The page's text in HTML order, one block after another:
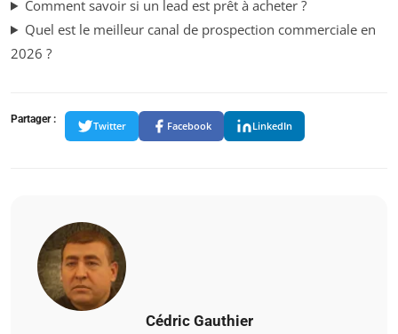
Comment savoir si un lead est prêt à acheter ?
Quel est le meilleur canal de prospection commerciale en
2026 ?
Partager :
Twitter Facebook LinkedIn
Cédric Gauthier